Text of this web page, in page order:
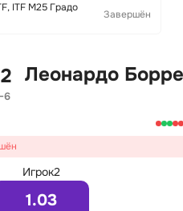
ITF M25 Градо
Завершён
6
Леонардо
Игрок2
1.03